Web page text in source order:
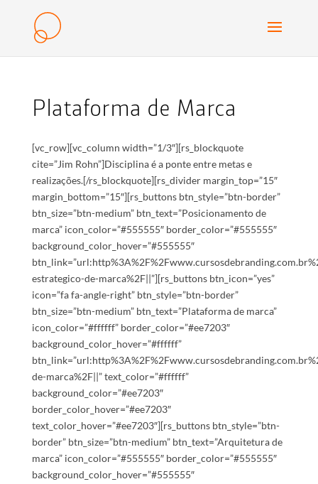
Plataforma de Marca
[vc_row][vc_column width=”1/3″][rs_blockquote
cite=”Jim Rohn”]Disciplina é a ponte entre metas e
realizações.[/rs_blockquote][rs_divider margin_top=”15″
margin_bottom=”15″][rs_buttons btn_style=”btn-border”
btn_size=”btn-medium” btn_text=”Posicionamento de
marca” icon_color=”#555555″ border_color=”#555555″
background_color_hover=”#555555″
estrategico-de-marca%2F||”][rs_buttons btn_icon=”yes”
icon=”fa fa-angle-right” btn_style=”btn-border”
btn_size=”btn-medium” btn_text=”Plataforma de marca”
icon_color=”#ffffff” border_color=”#ee7203″
background_color_hover=”#ffffff”
de-marca%2F||” text_color=”#ffffff”
background_color=”#ee7203″
border_color_hover=”#ee7203″
text_color_hover=”#ee7203″][rs_buttons btn_style=”btn-
border” btn_size=”btn-medium” btn_text=”Arquitetura de
marca” icon_color=”#555555″ border_color=”#555555″
background_color_hover=”#555555″